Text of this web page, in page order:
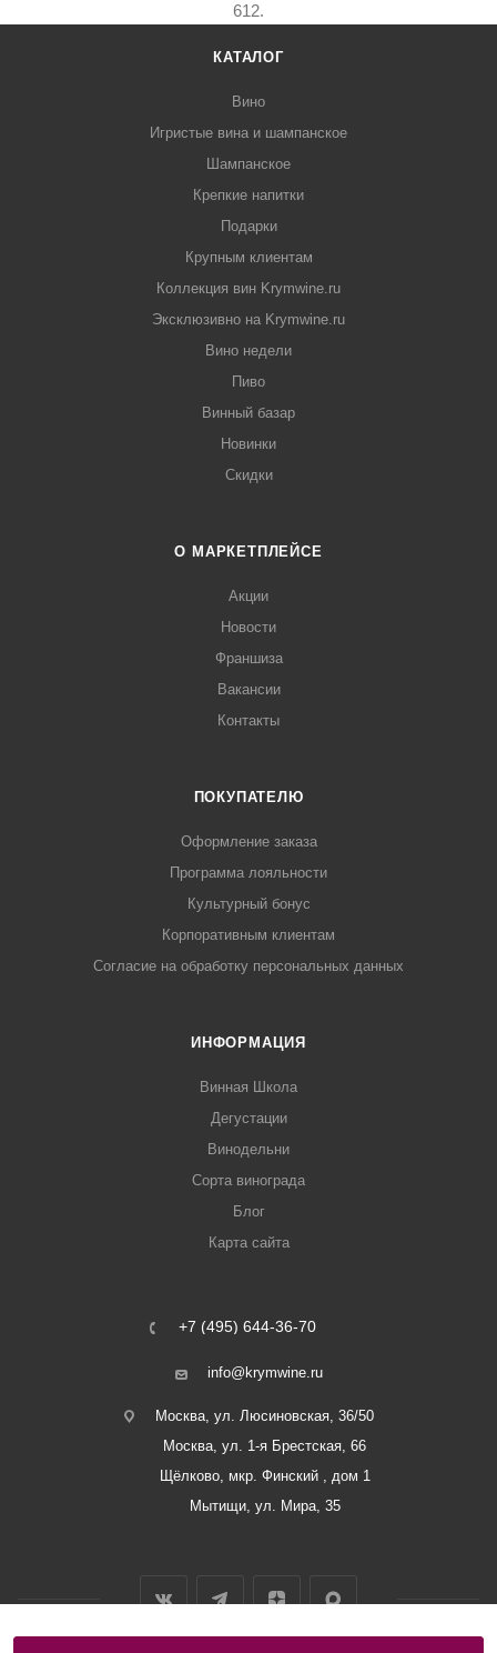
612.
КАТАЛОГ
Вино
Игристые вина и шампанское
Шампанское
Крепкие напитки
Подарки
Крупным клиентам
Коллекция вин Krymwine.ru
Эксклюзивно на Krymwine.ru
Вино недели
Пиво
Винный базар
Новинки
Скидки
О МАРКЕТПЛЕЙСЕ
Акции
Новости
Франшиза
Вакансии
Контакты
ПОКУПАТЕЛЮ
Оформление заказа
Программа лояльности
Культурный бонус
Корпоративным клиентам
Согласие на обработку персональных данных
ИНФОРМАЦИЯ
Винная Школа
Дегустации
Винодельни
Сорта винограда
Блог
Карта сайта
+7 (495) 644-36-70
info@krymwine.ru
Москва, ул. Люсиновская, 36/50
Москва, ул. 1-я Брестская, 66
Щёлково, мкр. Финский , дом 1
Мытищи, ул. Мира, 35